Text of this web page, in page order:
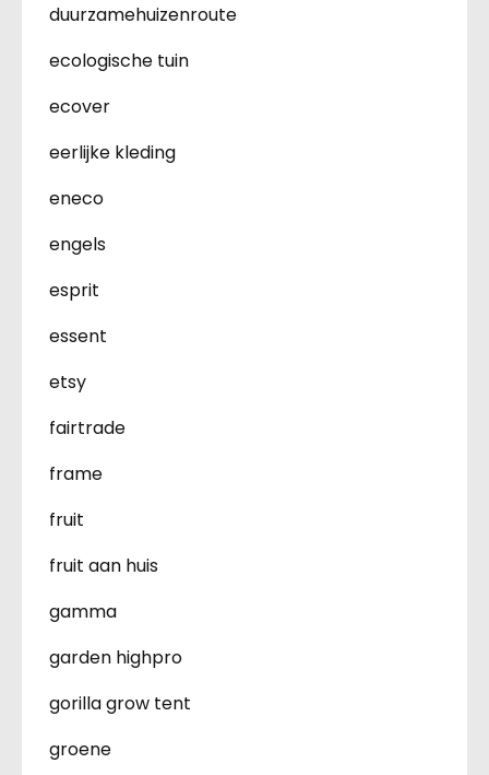
duurzamehuizenroute
ecologische tuin
ecover
eerlijke kleding
eneco
engels
esprit
essent
etsy
fairtrade
frame
fruit
fruit aan huis
gamma
garden highpro
gorilla grow tent
groene